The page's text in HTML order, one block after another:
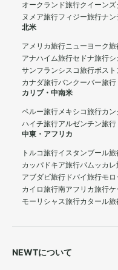
オークランド旅行クイーン
ヌメア旅行フィジー旅行ナン
北米
アメリカ旅行ニューヨーク旅
アナハイム旅行セドナ旅行シ
サンフランシスコ旅行ボスト
カナダ旅行バンクーバー旅行
カリブ・中南米
ペルー旅行メキシコ旅行カ
ハイチ旅行アルゼンチン旅行
中東・アフリカ
トルコ旅行イスタンブール旅
カッパドキア旅行パムッカレ
アブダビ旅行 ドバイ旅行モ
カイロ旅行南アフリカ旅行ケ
モーリシャス旅行カタール旅
NEWTについて